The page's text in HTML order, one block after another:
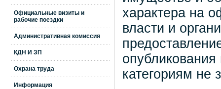
Официальные визиты и
рабочие поездки
Административная комиссия
КДН И ЗП
Охрана труда
Информация
характера на
власти и
опубликования
категориям не